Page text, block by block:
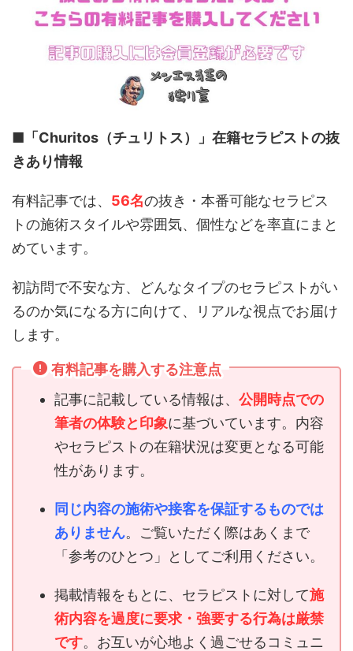
■「Churitos（チュリトス）」 在籍セラピストの抜
きあり情報
有料記事では、 56名の抜き・本番可能なセラピス
トの施術スタイルや雰囲気、個性などを率直にまと
めています。
初訪問で不安な方、どんなタイプのセラピストがい
るのか気になる方に向けて、リアルな視点でお届け
します。
有料記事を購入する注意点
記事に記載している情報は、 公開時点での
筆者の体験と印象に基づいています。内容
やセラピストの在籍状況は変更となる可能
性があります。
同じ内容の施術や接客を保証するものでは
ありません。ご覧いただく際はあくまで
「参考のひとつ」としてご利用ください。
掲載情報をもとに、セラピストに対して施
術内容を過度に要求・強要する行為は厳禁
です。お互いが心地よく過ごせるコミュニ